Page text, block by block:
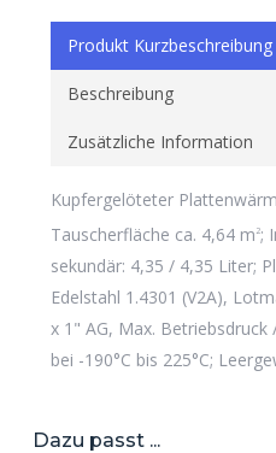
Produkt Kurzbeschreibung
Beschreibung
Zusätzliche Information
Kupfergelöteter
Tauscherfläche ca. 4,64 m 2;
sekundär: 4,35 / 4,35 Liter;
Edelstahl 1.4301 (V2A),
x 1" AG, Max.
bei -190°C bis 225°C;
Dazu passt ...